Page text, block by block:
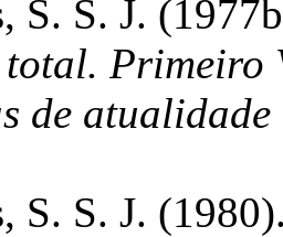
S. S. J.
Primeiro
de atualidade
S. S. J.